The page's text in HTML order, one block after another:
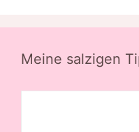
Meine salzigen